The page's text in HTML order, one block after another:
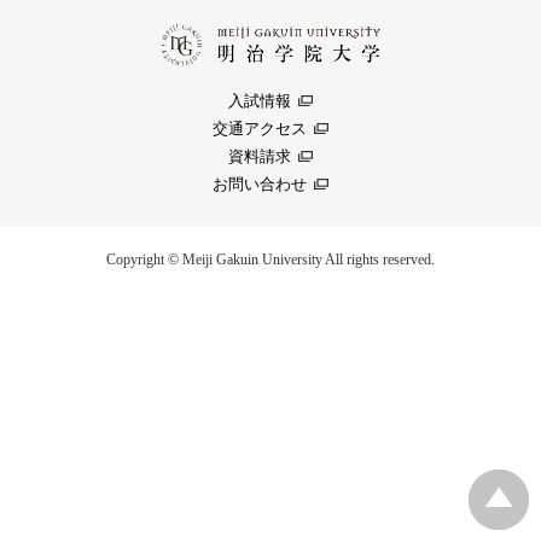
入試情報
交通アクセス
資料請求
お問い合わせ
Copyright © Meiji Gakuin University All rights reserved.